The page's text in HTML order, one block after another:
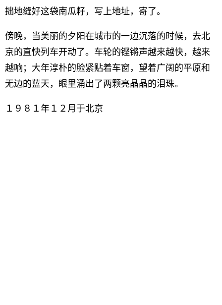
拙地缝好这袋南瓜籽，写上地址，寄了。
傍晚，当美丽的夕阳在城市的一边沉落的时候，去北
京的直快列车开动了。车轮的铿锵声越来越快，越来
越响；大年淳朴的脸紧贴着车窗，望着广阔的平原和
无边的蓝天，眼里涌出了两颗亮晶晶的泪珠。
１９８１年１２月于北京